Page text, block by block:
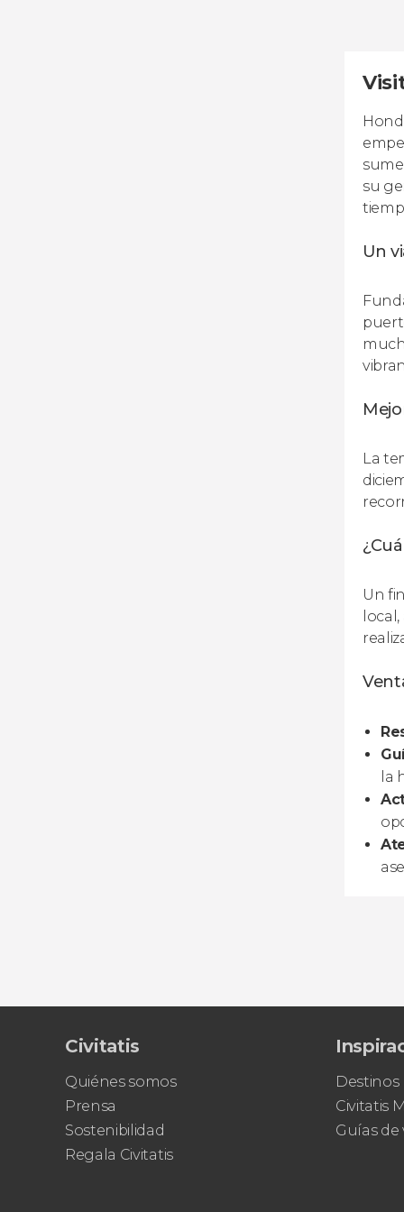
su
Un
La
Un
la
Civitatis
Quiénes somos
Prensa
Sostenibilidad
Regala Civitatis
Destinos
Civitatis
Guías de